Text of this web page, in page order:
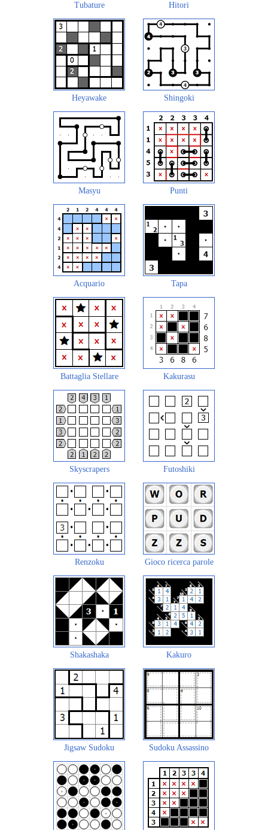
Tubature Hitori
Heyawake Shingoki
Masyu Punti
Acquario Tapa
Battaglia Stellare Kakurasu
Skyscrapers Futoshiki
Renzoku Gioco ricerca parole
Shakashaka Kakuro
Jigsaw Sudoku Sudoku Assassino